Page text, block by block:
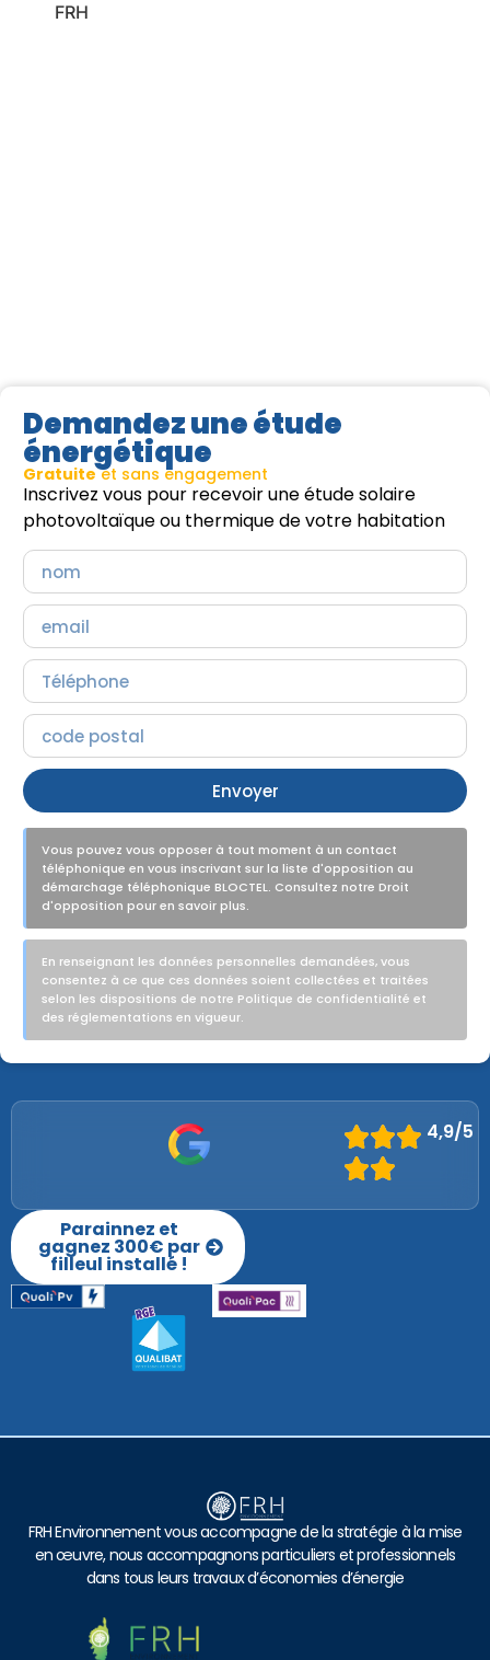
FRH
Lire la suite >
Demandez une étude
énergétique
Gratuiteet sans engagement
Inscrivez vous pour recevoir une étude solaire
photovoltaïque ou thermique de votre habitation
Envoyer
Vous pouvez vous opposer à tout moment à un contact
téléphonique en vous inscrivant sur la liste d'opposition au
démarchage téléphonique BLOCTEL. Consultez notre Droit
d'opposition pour en savoir plus.
En renseignant les données personnelles demandées, vous
consentez à ce que ces données soient collectées et traitées
selon les dispositions de notre Politique de confidentialité et
des réglementations en vigueur.
4,9/5
Parainnez et
gagnez 300€ par
filleul installé !
FRH Environnement vous accompagne de la stratégie à la mise
en œuvre, nous accompagnons particuliers et professionnels
dans tous leurs travaux d’économies d’énergie